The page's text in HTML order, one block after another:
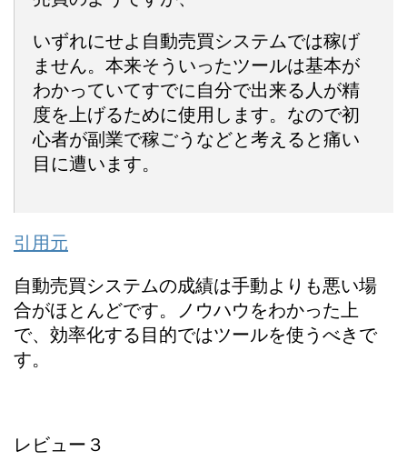
いずれにせよ自動売買システムでは稼げ
ません。本来そういったツールは基本が
わかっていてすでに自分で出来る人が精
度を上げるために使用します。なので初
心者が副業で稼ごうなどと考えると痛い
目に遭います。
引用元
自動売買システムの成績は手動よりも悪い場
合がほとんどです。ノウハウをわかった上
で、効率化する目的ではツールを使うべきで
す。
レビュー３